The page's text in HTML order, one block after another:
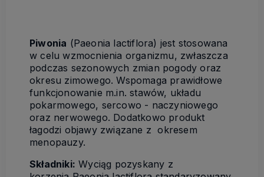
Piwonia (Paeonia lactiflora) jest stosowana
w celu wzmocnienia organizmu, zwłaszcza
podczas sezonowych zmian pogody oraz
okresu zimowego. Wspomaga prawidłowe
funkcjonowanie m.in. stawów, układu
pokarmowego, sercowo - naczyniowego
oraz nerwowego. Dodatkowo produkt
łagodzi objawy związane z okresem
menopauzy.
Składniki: Wyciąg pozyskany z